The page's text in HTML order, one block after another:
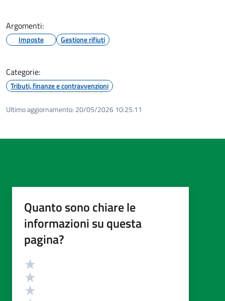
Argomenti:
Imposte Gestione rifiuti
Categorie:
Tributi, finanze e contravvenzioni
Ultimo aggiornamento: 20/05/2026 10:25.11
Quanto sono chiare le
informazioni su questa
pagina?
Valutazione